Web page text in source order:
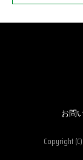
お問
Copyright